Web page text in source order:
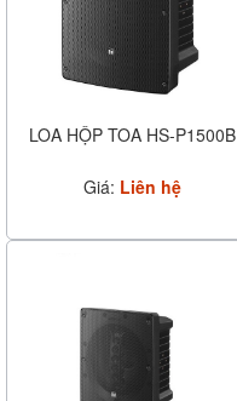
LOA HỘP TOA HS-P1500B
Giá: Liên hệ